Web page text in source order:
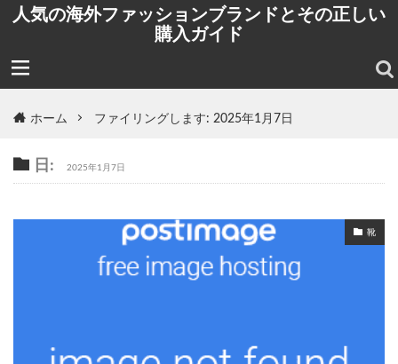
人気の海外ファッションブランドとその正しい
購入ガイド
ホーム ファイリングします: 2025年1月7日
日: 2025年1月7日
靴